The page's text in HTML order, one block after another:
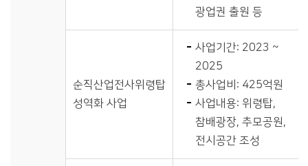
광업권 출원 등
순직산업전사위령탑
성역화 사업
사업기간: 2023 ~
2025
총사업비: 425억원
사업내용: 위령탑,
참배광장, 추모공원,
전시공간 조성